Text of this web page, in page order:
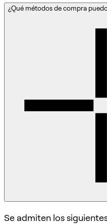
¿Qué métodos de compra
Se admiten los